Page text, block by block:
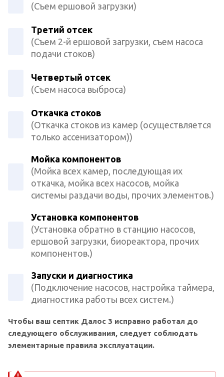
(Съем ершовой загрузки)
Третий отсек
(Съем 2-й ершовой загрузки, съем насоса
подачи стоков)
Четвертый отсек
(Съем насоса выброса)
Откачка стоков
(Откачка стоков из камер (осуществляется
только ассенизатором))
Мойка компонентов
(Мойка всех камер, последующая их
откачка, мойка всех насосов, мойка
системы раздачи воды, прочих элементов.)
Установка компонентов
(Установка обратно в станцию насосов,
ершовой загрузки, биореактора, прочих
компонентов.)
Запуски и диагностика
(Подключение насосов, настройка таймера,
диагностика работы всех систем.)
Чтобы ваш септик Далос 3 исправно работал до
следующего обслуживания, следует соблюдать
элементарные правила эксплуатации.